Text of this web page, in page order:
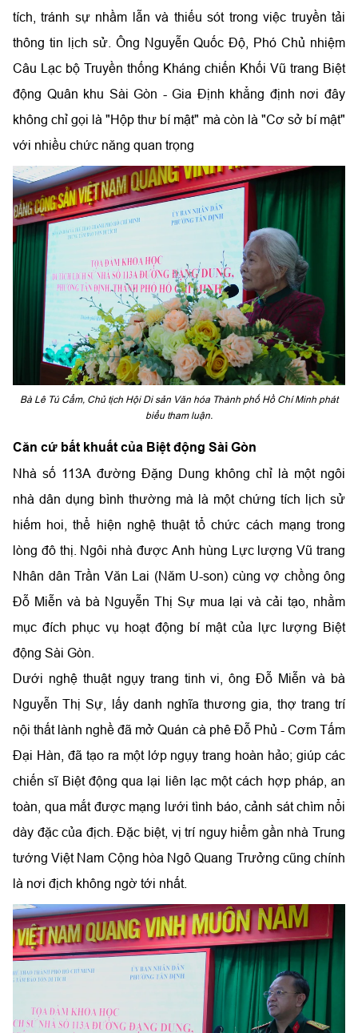
tích, tránh sự nhầm lẫn và thiếu sót trong việc truyền tải
thông tin lịch sử. Ông Nguyễn Quốc Độ, Phó Chủ nhiệm
Câu Lạc bộ Truyền thống Kháng chiến Khối Vũ trang Biệt
động Quân khu Sài Gòn - Gia Định khẳng định nơi đây
không chỉ gọi là "Hộp thư bí mật" mà còn là "Cơ sở bí mật"
với nhiều chức năng quan trọng
Bà Lê Tú Cẩm, Chủ tịch Hội Di sản Văn hóa Thành phố Hồ Chí Minh phát
biểu tham luận.
Căn cứ bất khuất của Biệt động Sài Gòn
Nhà số 113A đường Đặng Dung không chỉ là một ngôi
nhà dân dụng bình thường mà là một chứng tích lịch sử
hiếm hoi, thể hiện nghệ thuật tổ chức cách mạng trong
lòng đô thị. Ngôi nhà được Anh hùng Lực lượng Vũ trang
Nhân dân Trần Văn Lai (Năm U-son) cùng vợ chồng ông
Đỗ Miễn và bà Nguyễn Thị Sự mua lại và cải tạo, nhằm
mục đích phục vụ hoạt động bí mật của lực lượng Biệt
động Sài Gòn.
Dưới nghệ thuật ngụy trang tinh vi, ông Đỗ Miễn và bà
Nguyễn Thị Sự, lấy danh nghĩa thương gia, thợ trang trí
nội thất lành nghề đã mở Quán cà phê Đỗ Phủ - Cơm Tấm
Đại Hàn, đã tạo ra một lớp ngụy trang hoàn hảo; giúp các
chiến sĩ Biệt động qua lại liên lạc một cách hợp pháp, an
toàn, qua mắt được mạng lưới tình báo, cảnh sát chìm nổi
dày đặc của địch. Đặc biệt, vị trí nguy hiểm gần nhà Trung
tướng Việt Nam Cộng hòa Ngô Quang Trưởng cũng chính
là nơi địch không ngờ tới nhất.